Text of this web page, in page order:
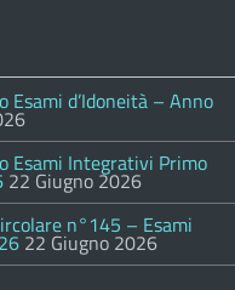
Esami d’Idoneità – Anno
Esami Integrativi Primo
22 Giugno 2026
n°145 – Esami
22 Giugno 2026